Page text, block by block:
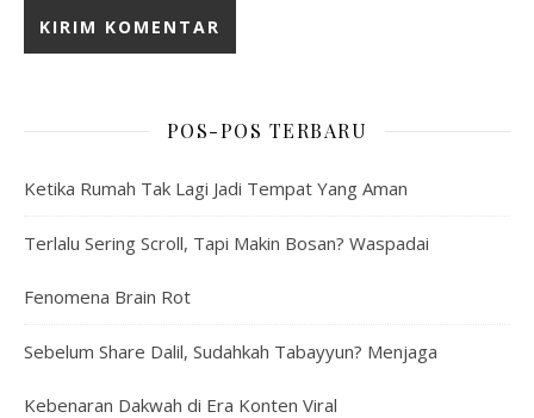
POS-POS TERBARU
Ketika Rumah Tak Lagi Jadi Tempat Yang Aman
Terlalu Sering Scroll, Tapi Makin Bosan? Waspadai
Fenomena Brain Rot
Sebelum Share Dalil, Sudahkah Tabayyun? Menjaga
Kebenaran Dakwah di Era Konten Viral